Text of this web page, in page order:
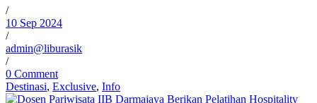
/
10 Sep 2024
/
admin@liburasik
/
0 Comment
Destinasi, Exclusive, Info